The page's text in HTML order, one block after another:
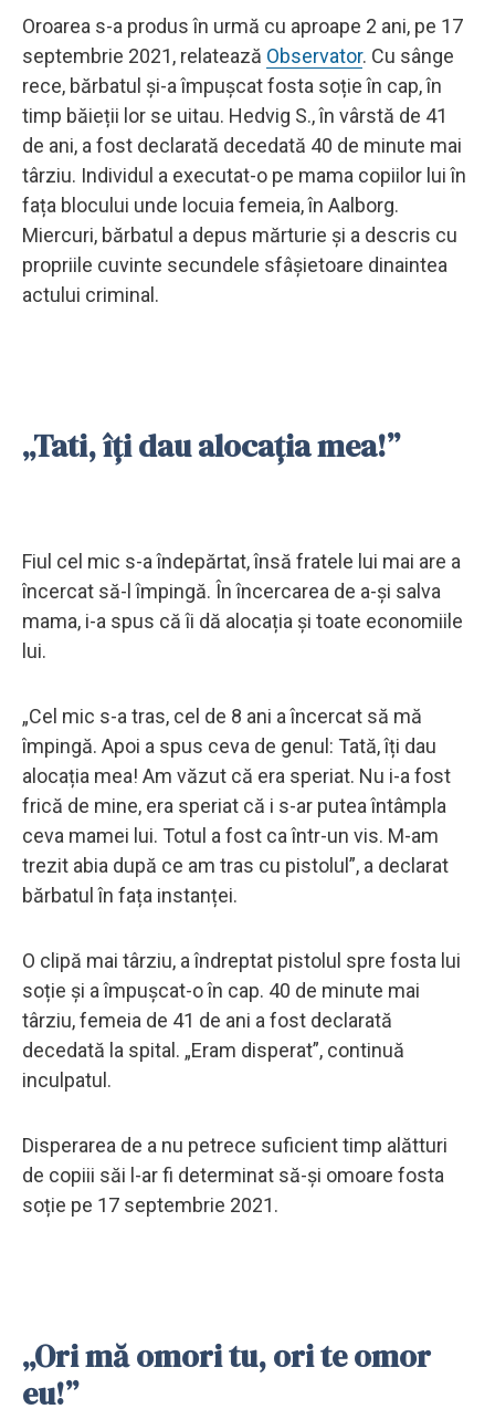
Oroarea s-a produs în urmă cu aproape 2 ani, pe 17
septembrie 2021, relatează Observator. Cu sânge
rece, bărbatul și-a împușcat fosta soție în cap, în
timp băieții lor se uitau. Hedvig S., în vârstă de 41
de ani, a fost declarată decedată 40 de minute mai
târziu. Individul a executat-o pe mama copiilor lui în
fața blocului unde locuia femeia, în Aalborg.
Miercuri, bărbatul a depus mărturie și a descris cu
propriile cuvinte secundele sfâșietoare dinaintea
actului criminal.
„Tati, îți dau alocația mea!”
Fiul cel mic s-a îndepărtat, însă fratele lui mai are a
încercat să-l împingă. În încercarea de a-și salva
mama, i-a spus că îi dă alocația și toate economiile
lui.
„Cel mic s-a tras, cel de 8 ani a încercat să mă
împingă. Apoi a spus ceva de genul: Tată, îți dau
alocația mea! Am văzut că era speriat. Nu i-a fost
frică de mine, era speriat că i s-ar putea întâmpla
ceva mamei lui. Totul a fost ca într-un vis. M-am
trezit abia după ce am tras cu pistolul”, a declarat
bărbatul în fața instanței.
O clipă mai târziu, a îndreptat pistolul spre fosta lui
soție și a împușcat-o în cap. 40 de minute mai
târziu, femeia de 41 de ani a fost declarată
decedată la spital. „Eram disperat”, continuă
inculpatul.
Disperarea de a nu petrece suficient timp alătturi
de copiii săi l-ar fi determinat să-și omoare fosta
soție pe 17 septembrie 2021.
„Ori mă omori tu, ori te omor
eu!”